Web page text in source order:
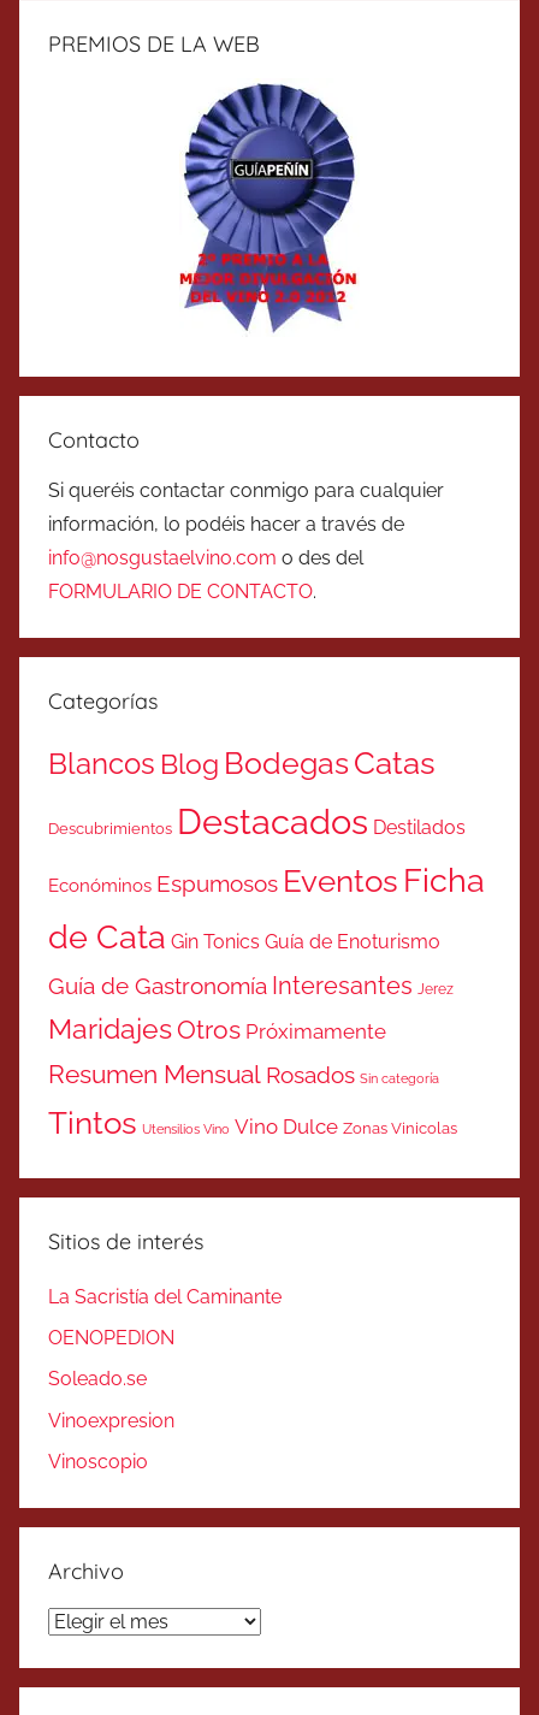
PREMIOS DE LA WEB
Contacto
Si queréis contactar conmigo para cualquier
información, lo podéis hacer a través de
info@nosgustaelvino.com o des del
FORMULARIO DE CONTACTO.
Categorías
Blancos Blog BodegasCatas
Descubrimientos Destacados Destilados
Económinos Espumosos Eventos Ficha
de Cata Gin Tonics Guía de Enoturismo
Guía de Gastronomía Interesantes Jerez
MaridajesOtros Próximamente
Resumen Mensual Rosados Sin categoría
Tintos Utensilios Vino Vino Dulce Zonas Vinicolas
Sitios de interés
La Sacristía del Caminante
OENOPEDION
Soleado.se
Vinoexpresion
Vinoscopio
Archivo
Archivo